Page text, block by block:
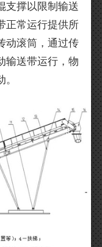
支撑以限制输送
正常运行提供所
动滚筒，通过传
输送带运行，物